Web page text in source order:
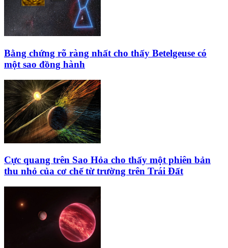
Bằng chứng rõ ràng nhất cho thấy Betelgeuse có
một sao đồng hành
Cực quang trên Sao Hỏa cho thấy một phiên bản
thu nhỏ của cơ chế từ trường trên Trái Đất